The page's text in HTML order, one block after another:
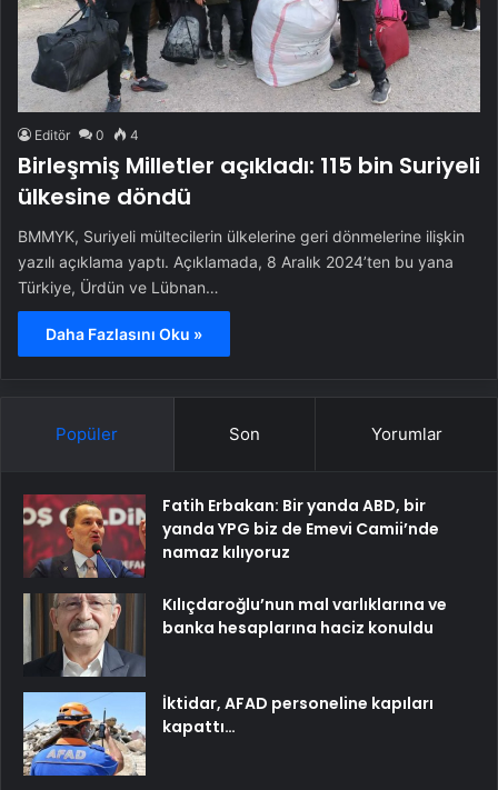
Editör 0 4
Birleşmiş Milletler açıkladı: 115 bin Suriyeli
ülkesine döndü
BMMYK, Suriyeli mültecilerin ülkelerine geri dönmelerine ilişkin
yazılı açıklama yaptı. Açıklamada, 8 Aralık 2024’ten bu yana
Türkiye, Ürdün ve Lübnan…
Daha Fazlasını Oku »
Popüler Son Yorumlar
Fatih Erbakan: Bir yanda ABD, bir
yanda YPG biz de Emevi Camii’nde
namaz kılıyoruz
Kılıçdaroğlu’nun mal varlıklarına ve
banka hesaplarına haciz konuldu
İktidar, AFAD personeline kapıları
kapattı…